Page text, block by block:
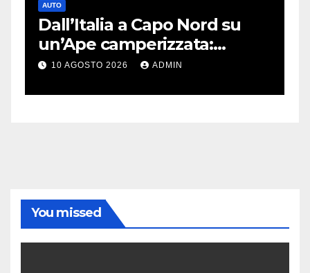
AUTO
Dall’Italia a Capo Nord su
un’Ape camperizzata:
l’incredibile impresa di
10 AGOSTO 2026 ADMIN
You missed